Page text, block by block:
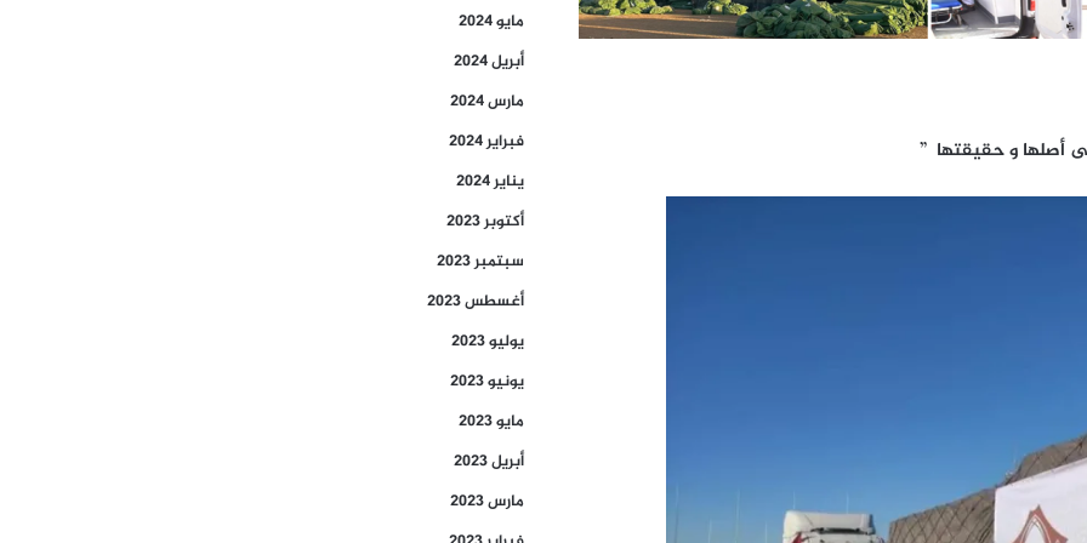
أصلها و حقيقتها ”
مايو 2024
أبريل 2024
مارس 2024
فبراير 2024
يناير 2024
أكتوبر 2023
سبتمبر 2023
أغسطس 2023
يوليو 2023
يونيو 2023
مايو 2023
أبريل 2023
مارس 2023